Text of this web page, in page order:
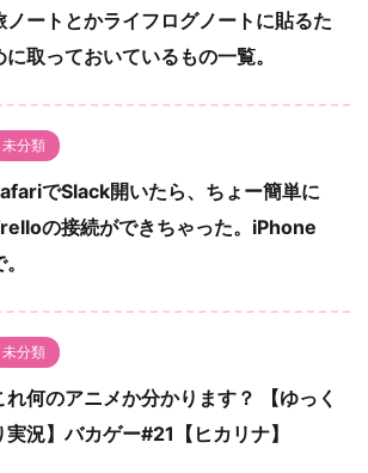
ノートとかライフログノートに貼るた
に取っておいているもの一覧。
未分類
でSlack開いたら、ちょー簡単に
の接続ができちゃった。iPhone
未分類
れ何のアニメか分かります？ 【ゆっく
実況】バカゲー#21【ヒカリナ】